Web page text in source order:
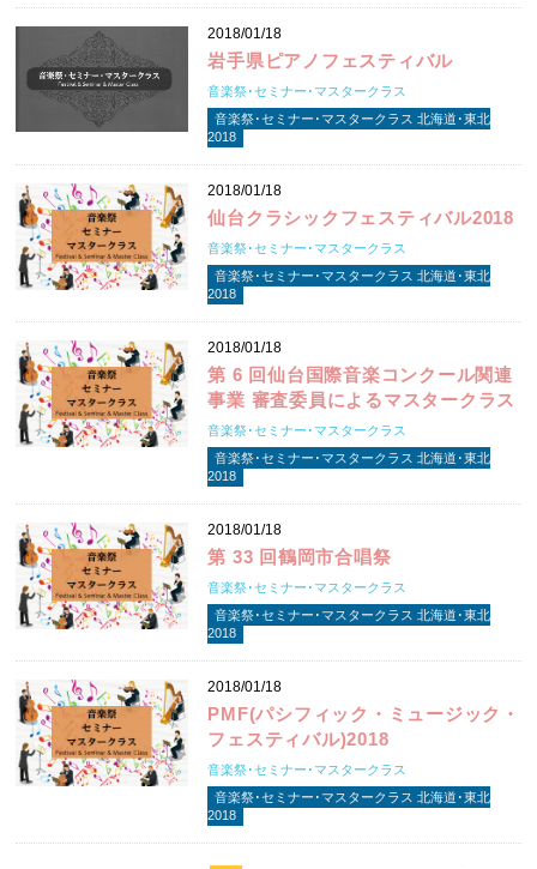
2018/01/18
岩手県ピアノフェスティバル
音楽祭･セミナー･マスタークラス
音楽祭･セミナー･マスタークラス 北海道･東北
2018
2018/01/18
仙台クラシックフェスティバル2018
音楽祭･セミナー･マスタークラス
音楽祭･セミナー･マスタークラス 北海道･東北
2018
2018/01/18
第 6 回仙台国際音楽コンクール関連
事業 審査委員によるマスタークラス
音楽祭･セミナー･マスタークラス
音楽祭･セミナー･マスタークラス 北海道･東北
2018
2018/01/18
第 33 回鶴岡市合唱祭
音楽祭･セミナー･マスタークラス
音楽祭･セミナー･マスタークラス 北海道･東北
2018
2018/01/18
PMF(パシフィック・ミュージック・
フェスティバル)2018
音楽祭･セミナー･マスタークラス
音楽祭･セミナー･マスタークラス 北海道･東北
2018